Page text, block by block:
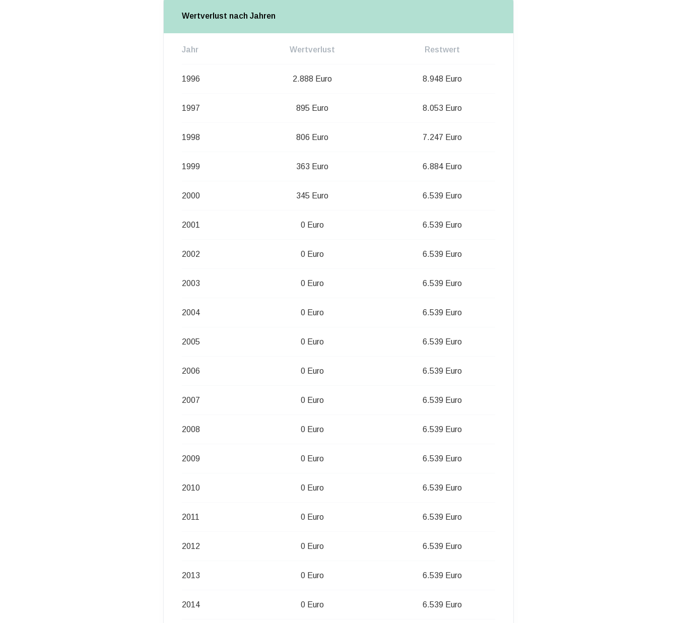
Wertverlust nach Jahren
Jahr Wertverlust Restwert
1996 2.888 Euro 8.948 Euro
1997 895 Euro 8.053 Euro
1998 806 Euro 7.247 Euro
1999 363 Euro 6.884 Euro
2000 345 Euro 6.539 Euro
2001 0 Euro 6.539 Euro
2002 0 Euro 6.539 Euro
2003 0 Euro 6.539 Euro
2004 0 Euro 6.539 Euro
2005 0 Euro 6.539 Euro
2006 0 Euro 6.539 Euro
2007 0 Euro 6.539 Euro
2008 0 Euro 6.539 Euro
2009 0 Euro 6.539 Euro
2010 0 Euro 6.539 Euro
2011 0 Euro 6.539 Euro
2012 0 Euro 6.539 Euro
2013 0 Euro 6.539 Euro
2014 0 Euro 6.539 Euro